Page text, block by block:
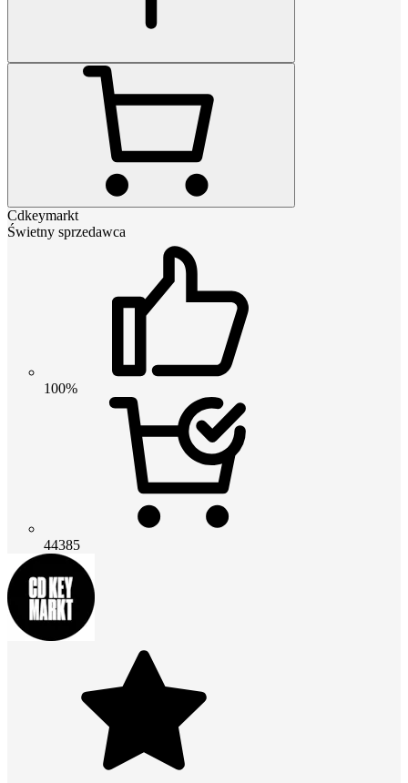
Cdkeymarkt
Świetny sprzedawca
100%
44385